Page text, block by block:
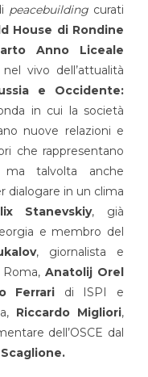
peacebuilding curati
House di Rondine
Anno Liceale
vivo dell’attualità
e Occidente:
in cui la società
nuove relazioni e
che rappresentano
ma talvolta anche
dialogare in un clima
Stanevskiy, già
e membro del
, giornalista e
Roma, Anatolij Orel
Ferrari di ISPI e
Riccardo Migliori,
dell’OSCE dal